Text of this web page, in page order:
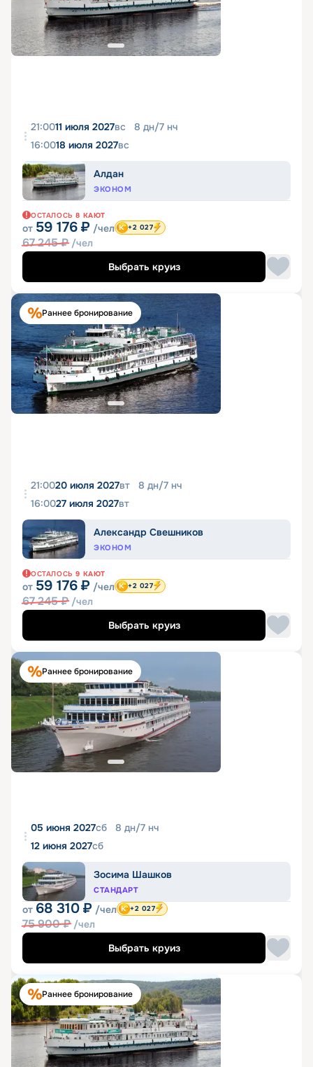
21:0011 июля 2027вс 8 дн/7 нч
16:0018 июля 2027вс
Алдан
ЭКОНОМ
ОСТАЛОСЬ 8 КАЮТ
от 59 176 ₽ /чел
67 245₽ /чел
+2 027
Выбрать круиз
Раннее бронирование
21:0020 июля 2027вт 8 дн/7 нч
16:0027 июля 2027вт
Александр Свешников
ЭКОНОМ
ОСТАЛОСЬ 9 КАЮТ
от 59 176 ₽ /чел
67 245₽ /чел
+2 027
Выбрать круиз
Раннее бронирование
05 июня 2027сб 8 дн/7 нч
12 июня 2027сб
Зосима Шашков
СТАНДАРТ
от 68 310 ₽ /чел
75 900₽ /чел
+2 027
Выбрать круиз
Раннее бронирование